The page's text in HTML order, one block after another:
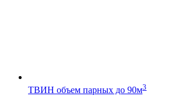
ТВИН объем парных до 90м3